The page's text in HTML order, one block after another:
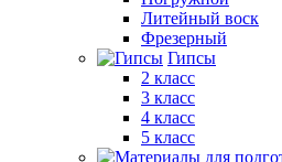
Литейный воск
Фрезерный
Гипсы
2 класс
3 класс
4 класс
5 класс